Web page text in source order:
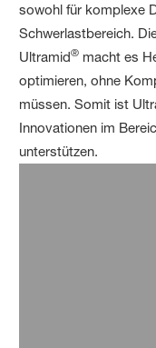
sowohl für komplexe
Schwerlastbereich.
Ultramid® macht es
optimieren, ohne
müssen. Somit ist
Innovationen im
unterstützen.